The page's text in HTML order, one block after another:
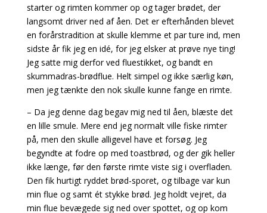
starter og rimten kommer op og tager brødet, der
langsomt driver ned af åen. Det er efterhånden blevet
en forårstradition at skulle klemme et par ture ind, men
sidste år fik jeg en idé, for jeg elsker at prøve nye ting!
Jeg satte mig derfor ved fluestikket, og bandt en
skummadras-brødflue. Helt simpel og ikke særlig køn,
men jeg tænkte den nok skulle kunne fange en rimte.
– Da jeg denne dag begav mig ned til åen, blæste det
en lille smule. Mere end jeg normalt ville fiske rimter
på, men den skulle alligevel have et forsøg. Jeg
begyndte at fodre op med toastbrød, og der gik heller
ikke længe, før den første rimte viste sig i overfladen.
Den fik hurtigt ryddet brød-sporet, og tilbage var kun
min flue og samt ét stykke brød. Jeg holdt vejret, da
min flue bevægede sig ned over spottet, og op kom